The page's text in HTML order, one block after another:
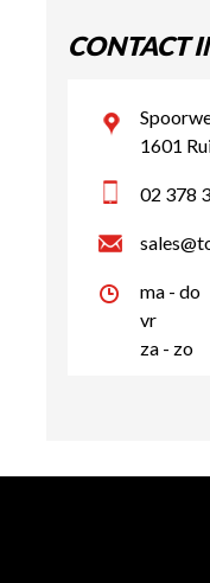
CONTACT
1601
02 378
ma - do
vr
za - zo